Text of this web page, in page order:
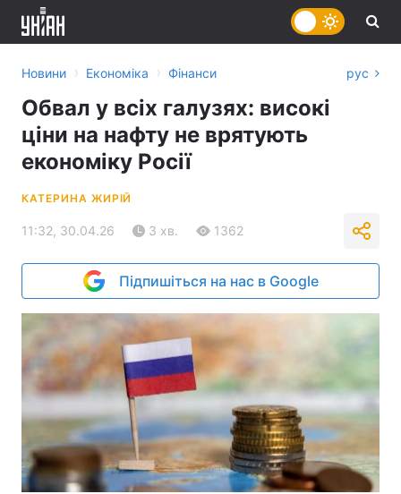
Новини › Економіка › Фінанси рус
Обвал у всіх галузях: високі
ціни на нафту не врятують
економіку Росії
КАТЕРИНА ЖИРІЙ
11:32, 30.04.26 3 хв. 1362
Підпишіться на нас в Google